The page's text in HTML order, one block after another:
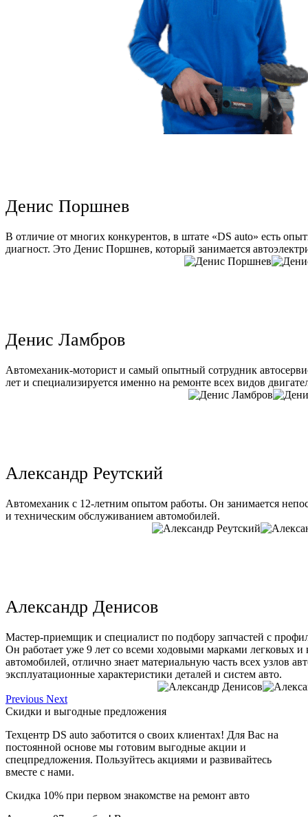
Денис Поршнев
В отличие от многих конкурентов, в штате «DS auto» есть
диагност. Это Денис Поршнев, который занимается
Денис Ламбров
Автомеханик-моторист и самый опытный сотрудник
лет и специализируется именно на ремонте всех видов
Александр Реутский
Автомеханик с 12-летним опытом работы. Он занимается
и техническим обслуживанием автомобилей.
Александр Денисов
Мастер-приемщик и специалист по подбору запчастей с
Он работает уже 9 лет со всеми ходовыми марками легковых и
автомобилей, отлично знает материальную часть всех узлов
эксплуатационные характеристики деталей и систем авто.
Previous Next
Скидки и выгодные предложения
Техцентр DS auto заботится о своих клиентах! Для Вас на
постоянной основе мы готовим выгодные акции и
спецпредложения. Пользуйтесь акциями и развивайтесь
вместе с нами.
Скидка 10% при первом знакомстве на ремонт авто